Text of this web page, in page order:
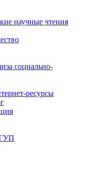
научные чтения
социально-
ресурсы